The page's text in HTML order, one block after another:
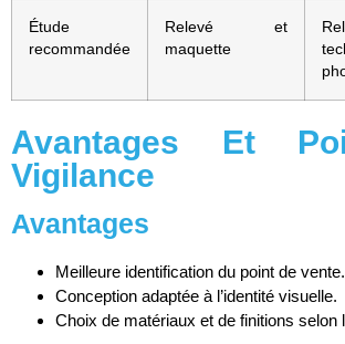
Étude
recommandée
Relevé et
maquette
Avantages Et
Vigilance
Avantages
Meilleure identification du point de vente.
Conception adaptée à l’identité visuelle.
Choix de matériaux et de finitions selon